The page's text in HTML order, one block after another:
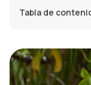
Tabla de